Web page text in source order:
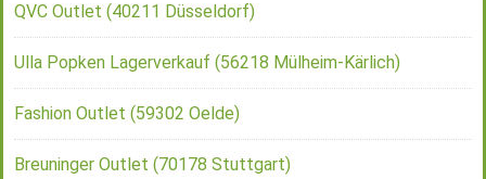
QVC Outlet (40211 Düsseldorf)
Ulla Popken Lagerverkauf (56218 Mülheim-Kärlich)
Fashion Outlet (59302 Oelde)
Breuninger Outlet (70178 Stuttgart)